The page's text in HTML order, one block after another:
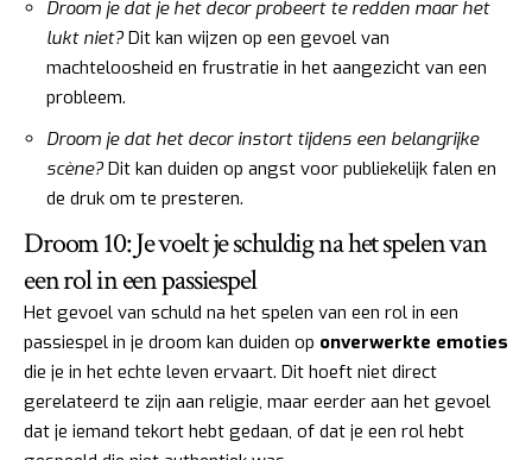
Droom je dat je het decor probeert te redden maar het
lukt niet?Dit kan wijzen op een gevoel van
machteloosheid en frustratie in het aangezicht van een
probleem.
Droom je dat het decor instort tijdens een belangrijke
scène?Dit kan duiden op angst voor publiekelijk falen en
de druk om te presteren.
Droom 10: Je voelt je schuldig na het spelen van
een rol in een passiespel
Het gevoel van schuld na het spelen van een rol in een
passiespel in je droom kan duiden op onverwerkte emoties
die je in het echte leven ervaart. Dit hoeft niet direct
gerelateerd te zijn aan religie, maar eerder aan het gevoel
dat je iemand tekort hebt gedaan, of dat je een rol hebt